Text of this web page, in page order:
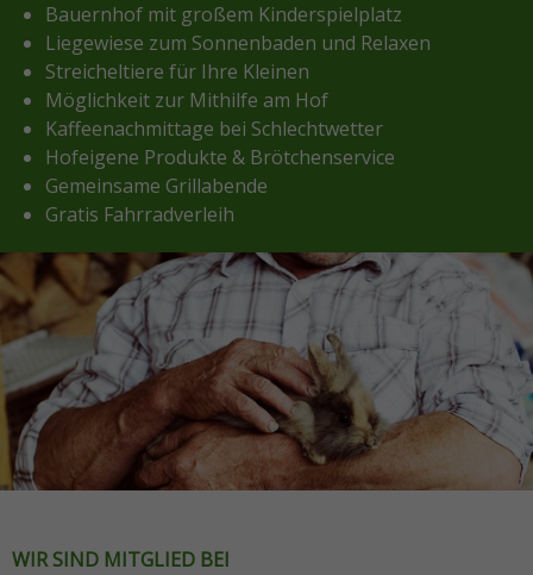
Bauernhof mit großem Kinderspielplatz
Liegewiese zum Sonnenbaden und Relaxen
Streicheltiere für Ihre Kleinen
Möglichkeit zur Mithilfe am Hof
Kaffeenachmittage bei Schlechtwetter
Hofeigene Produkte & Brötchenservice
Gemeinsame Grillabende
Gratis Fahrradverleih
WIR SIND MITGLIED BEI